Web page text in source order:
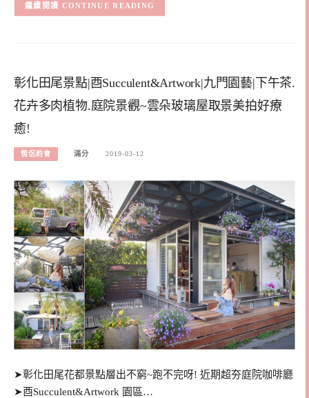
CONTINUE READING
彰化田尾景點|酉Succulent&Artwork|九門園藝|下午茶.
花卉多肉植物.庭院景觀~雲朵玻璃屋取景美拍好療
癒!
情侶約會 滿分 2019-03-12
➤彰化田尾花都景點層出不窮~跑不完呀! 近期超夯庭院咖啡廳
➤酉Succulent&Artwork 園區…